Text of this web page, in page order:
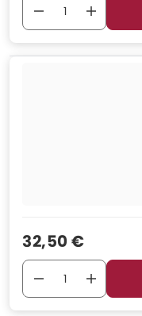
Verkaufspreis
32,50 €